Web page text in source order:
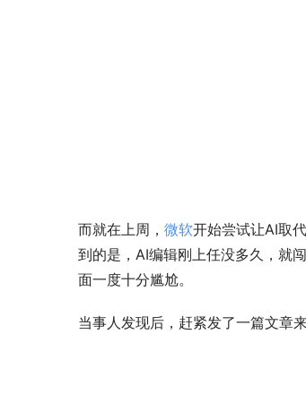
而就在上周， 微软开始尝试让AI取
到的是，AI编辑刚上任没多久，就
面一度十分尴尬。
当事人发现后，赶紧发了一篇文章